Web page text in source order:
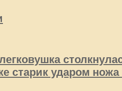
старик ударом